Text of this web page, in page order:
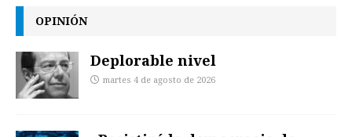
OPINIÓN
Deplorable nivel
martes 4 de agosto de 2026